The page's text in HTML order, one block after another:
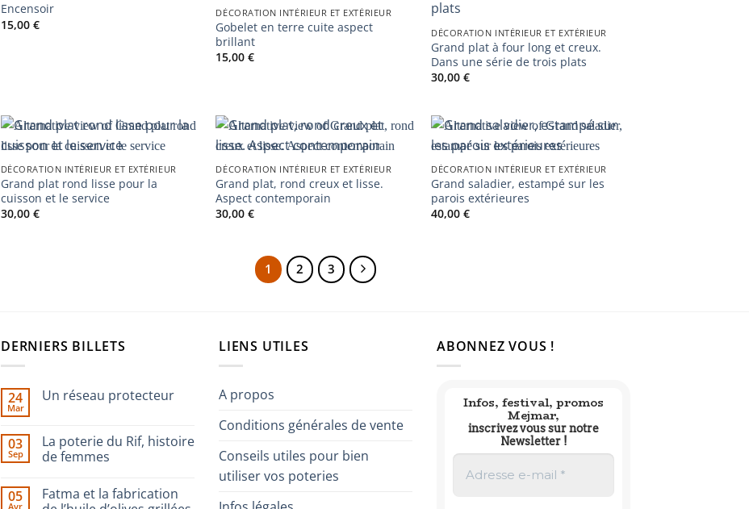
Encensoir
15,00 €
DÉCORATION INTÉRIEUR ET EXTÉRIEUR
Gobelet en terre cuite aspect
brillant
15,00€
DÉCORATION INTÉRIEUR ET EXTÉRIEUR
Grand plat à four long et creux.
Dans une série de trois plats
30,00€
DÉCORATION INTÉRIEUR ET EXTÉRIEUR
Grand plat rond lisse pour la
cuisson et le service
30,00 €
DÉCORATION INTÉRIEUR ET EXTÉRIEUR
Grand plat, rond creux et lisse.
Aspect contemporain
30,00€
DÉCORATION INTÉRIEUR ET EXTÉRIEUR
Grand saladier, estampé sur les
parois extérieures
40,00€
1 2 3
DERNIERS BILLETS
24
Mar
Un réseau protecteur
Un
réseau
protecteur
03
Sep
La poterie du Rif, histoire
de femmes
sur
La
05
Avr
Fatma et la fabrication
LIENS UTILES
A propos
Conditions générales de vente
Conseils utiles pour bien
utiliser vos poteries
ABONNEZ VOUS !
Infos, festival, promos
Mejmar,
inscrivez vous sur notre
Newsletter !